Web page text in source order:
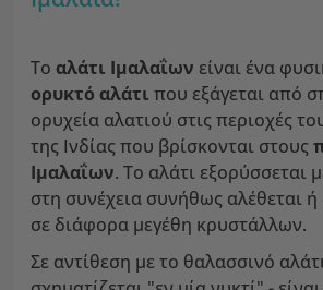
Το αλάτι Ιμαλαΐων είναι ένα
ορυκτό αλάτι που εξάγεται από
ορυχεία αλατιού στις περιοχές
της Ινδίας που βρίσκονται στους
Ιμαλαΐων. Το αλάτι εξορύσσεται
στη συνέχεια συνήθως αλέθεται
σε διάφορα μεγέθη κρυστάλλων.
Σε αντίθεση με το θαλασσινό